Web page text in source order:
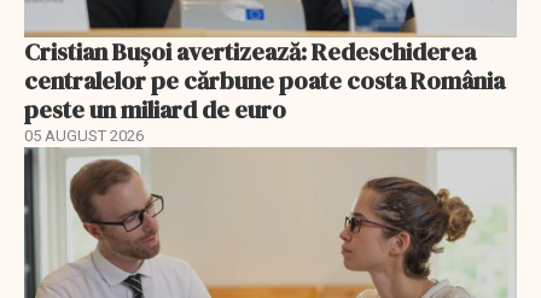
Cristian Bușoi avertizează: Redeschiderea
centralelor pe cărbune poate costa România
peste un miliard de euro
05 AUGUST 2026